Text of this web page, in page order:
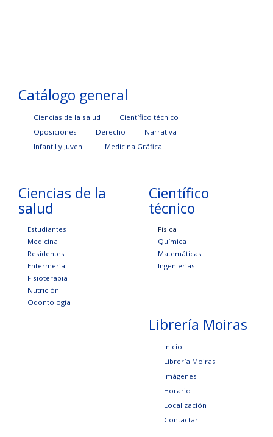
Catálogo general
Ciencias de la salud
Científico técnico
Oposiciones
Derecho
Narrativa
Infantil y Juvenil
Medicina Gráfica
Ciencias de la
salud
Estudiantes
Medicina
Residentes
Enfermería
Fisioterapia
Nutrición
Odontología
Científico
técnico
Física
Química
Matemáticas
Ingenierías
Librería Moiras
Inicio
Librería Moiras
Imágenes
Horario
Localización
Contactar